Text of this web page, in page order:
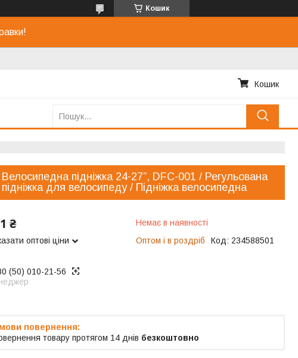
Кошик
Кошик
Велосипедна підніжка 24-27”, DFC-001 / Регульована
підніжка для велосипеду / Підніжка велосипедна
₴
оптові ціни
Немає в наявності
Оптом і в роздріб
Код: 234588501
(50) 010-21-56
товару протягом 14 днів безкоштовно